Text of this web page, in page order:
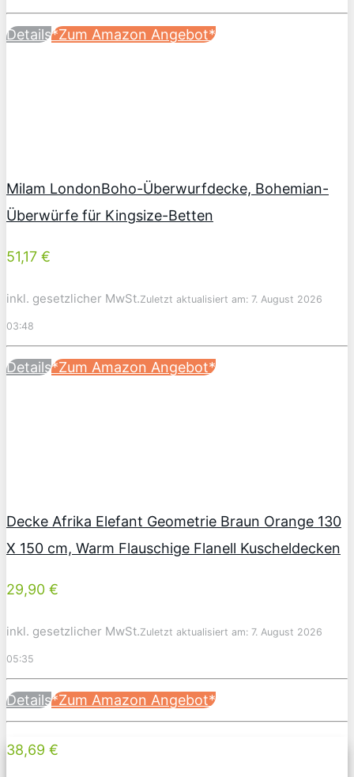
Details*Zum Amazon Angebot*
Milam LondonBoho-Überwurfdecke, Bohemian-
Überwürfe für Kingsize-Betten
51,17 €
inkl. gesetzlicher MwSt.Zuletzt aktualisiert am: 7. August 2026
03:48
Details*Zum Amazon Angebot*
Decke Afrika Elefant Geometrie Braun Orange 130
X 150 cm, Warm Flauschige Flanell Kuscheldecken
29,90 €
inkl. gesetzlicher MwSt.Zuletzt aktualisiert am: 7. August 2026
05:35
Details*Zum Amazon Angebot*
38,69 €